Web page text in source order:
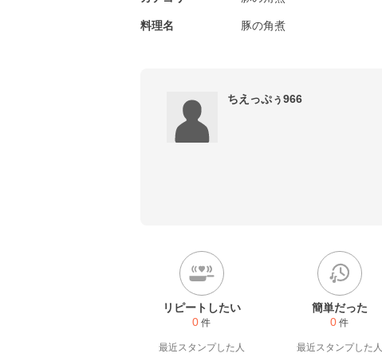
料理名 豚の角煮
ちえっぷぅ966
リピートしたい
0 件
最近スタンプした人
簡単だった
0 件
最近スタンプした人